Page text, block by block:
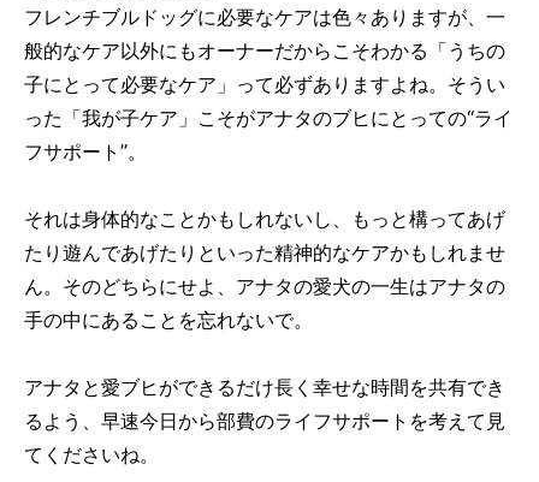
フレンチブルドッグに必要なケアは色々ありますが、一
般的なケア以外にもオーナーだからこそわかる「うちの
子にとって必要なケア」って必ずありますよね。そうい
った「我が子ケア」こそがアナタのブヒにとっての“ライ
フサポート”。
それは身体的なことかもしれないし、もっと構ってあげ
たり遊んであげたりといった精神的なケアかもしれませ
ん。そのどちらにせよ、アナタの愛犬の一生はアナタの
手の中にあることを忘れないで。
アナタと愛ブヒができるだけ長く幸せな時間を共有でき
るよう、早速今日から部費のライフサポートを考えて見
てくださいね。